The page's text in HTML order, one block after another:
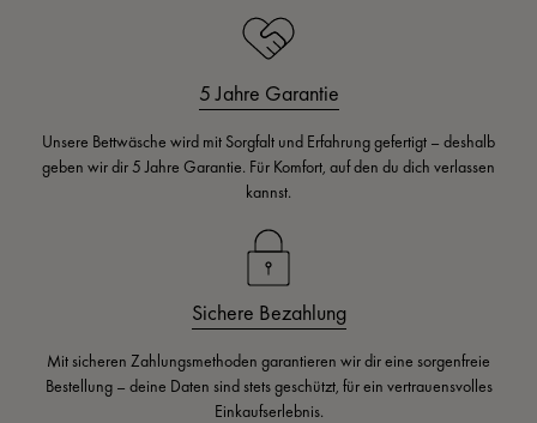
5 Jahre Garantie
Unsere Bettwäsche wird mit Sorgfalt und Erfahrung gefertigt – deshalb
geben wir dir 5 Jahre Garantie. Für Komfort, auf den du dich verlassen
kannst.
Sichere Bezahlung
Mit sicheren Zahlungsmethoden garantieren wir dir eine sorgenfreie
Bestellung – deine Daten sind stets geschützt, für ein vertrauensvolles
Einkaufserlebnis.